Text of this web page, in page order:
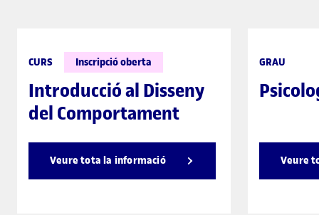
CURS Inscripció oberta
Introducció al Disseny
del Comportament
Veure tota la informació
GRAU
Veure